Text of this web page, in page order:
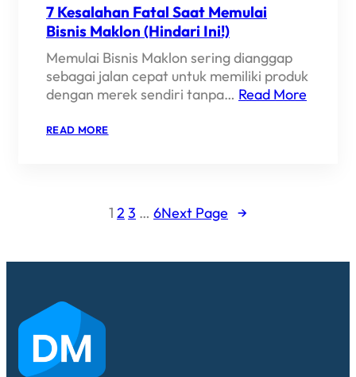
7 Kesalahan Fatal Saat Memulai
Bisnis Maklon (Hindari Ini!)
Memulai Bisnis Maklon sering dianggap
sebagai jalan cepat untuk memiliki produk
dengan merek sendiri tanpa… Read More
READ MORE:
BISNIS
MAKLON
1 2 3 … 6Next Page →